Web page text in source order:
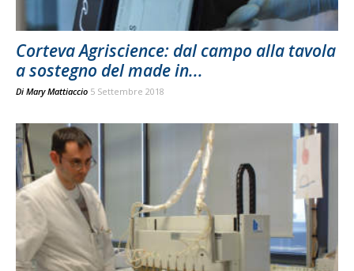
Corteva Agriscience: dal campo alla tavola
a sostegno del made in...
Di Mary Mattiaccio 5 Settembre 2018